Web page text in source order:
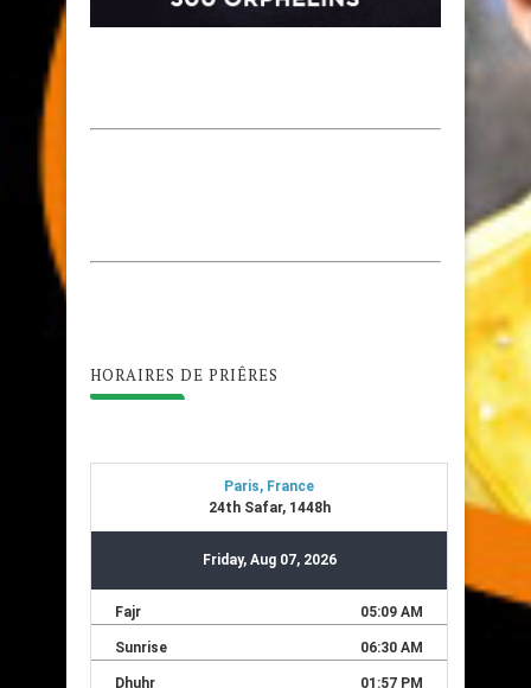
HORAIRES DE PRIÊRES